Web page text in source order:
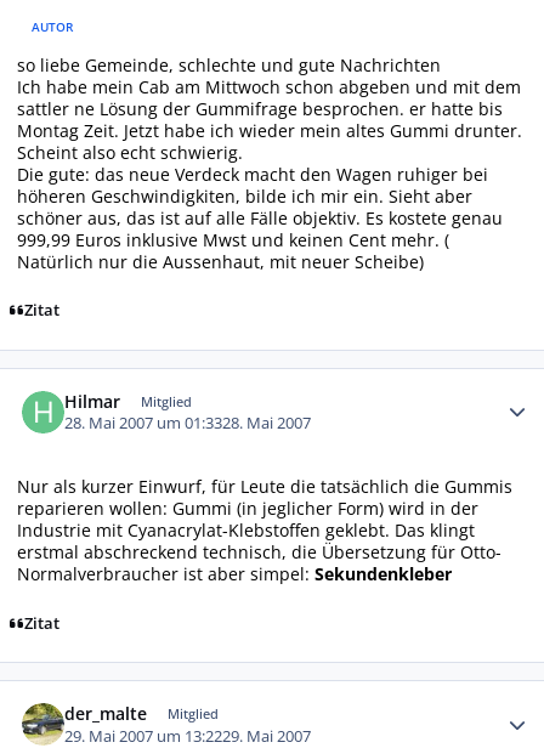
AUTOR
so liebe Gemeinde, schlechte und gute Nachrichten
Ich habe mein Cab am Mittwoch schon abgeben und mit dem
sattler ne Lösung der Gummifrage besprochen. er hatte bis
Montag Zeit. Jetzt habe ich wieder mein altes Gummi drunter.
Scheint also echt schwierig.
Die gute: das neue Verdeck macht den Wagen ruhiger bei
höheren Geschwindigkiten, bilde ich mir ein. Sieht aber
schöner aus, das ist auf alle Fälle objektiv. Es kostete genau
999,99 Euros inklusive Mwst und keinen Cent mehr. (
Natürlich nur die Aussenhaut, mit neuer Scheibe)
Zitat
Hilmar Mitglied
28. Mai 2007 um 01:3328. Mai 2007
Nur als kurzer Einwurf, für Leute die tatsächlich die Gummis
reparieren wollen: Gummi (in jeglicher Form) wird in der
Industrie mit Cyanacrylat-Klebstoffen geklebt. Das klingt
erstmal abschreckend technisch, die Übersetzung für Otto-
Normalverbraucher ist aber simpel: Sekundenkleber
Zitat
der_malte Mitglied
29. Mai 2007 um 13:2229. Mai 2007